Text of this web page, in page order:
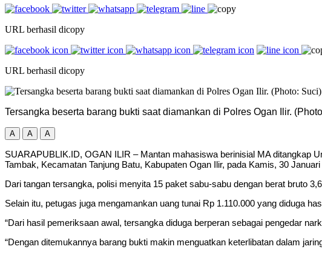
URL berhasil dicopy
URL berhasil dicopy
Tersangka beserta barang bukti saat diamankan di Polres Ogan Ilir.
A A A
SUARAPUBLIK.ID, OGAN ILIR – Mantan mahasiswa berinisial MA ditangkap
Tambak, Kecamatan Tanjung Batu, Kabupaten Ogan Ilir, pada Kamis, 30
Dari tangan tersangka, polisi menyita 15 paket sabu-sabu dengan berat bruto
Selain itu, petugas juga mengamankan uang tunai Rp 1.110.000 yang diduga
“Dari hasil pemeriksaan awal, tersangka diduga berperan sebagai pengedar
“Dengan ditemukannya barang bukti makin menguatkan keterlibatan dalam